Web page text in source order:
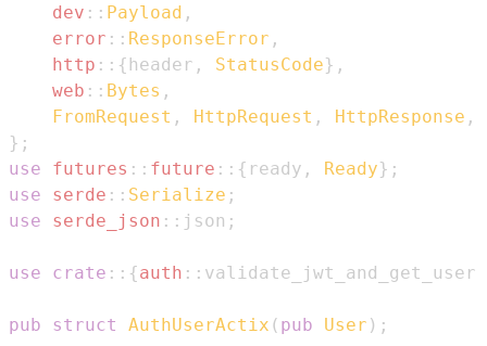
dev :: Payload ,
error :: ResponseError ,
http :: {header , StatusCode} ,
web :: Bytes ,
FromRequest , HttpRequest , HttpResponse ,
} ;
use
futures :: future :: { ready , Ready} ;
use
serde :: Serialize ;
use
serde_json :: json ;
use crate :: {auth :: validate_jwt_and_get_user
pub struct AuthUserActix ( pub User ) ;